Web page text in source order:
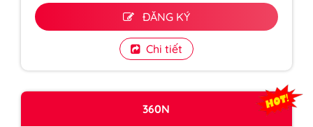
ĐĂNG KÝ
Chi tiết
360N